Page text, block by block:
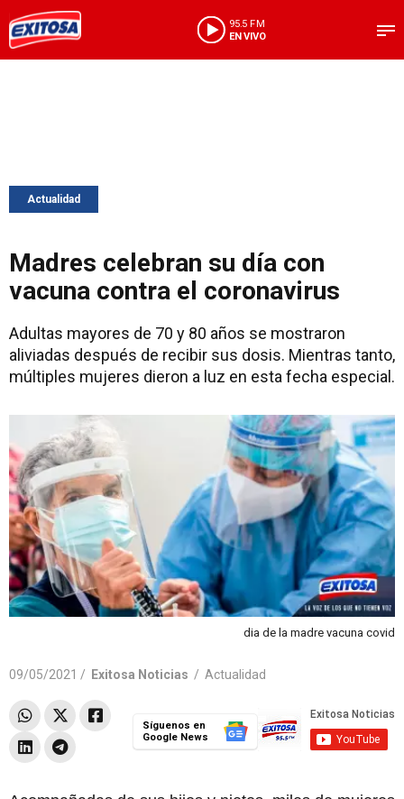
95.5 FM
EN VIVO
Actualidad
Madres celebran su día con
vacuna contra el coronavirus
Adultas mayores de 70 y 80 años se mostraron
aliviadas después de recibir sus dosis. Mientras tanto,
múltiples mujeres dieron a luz en esta fecha especial.
dia de la madre vacuna covid
09/05/2021 / Exitosa Noticias / Actualidad
Síguenos en
Google News